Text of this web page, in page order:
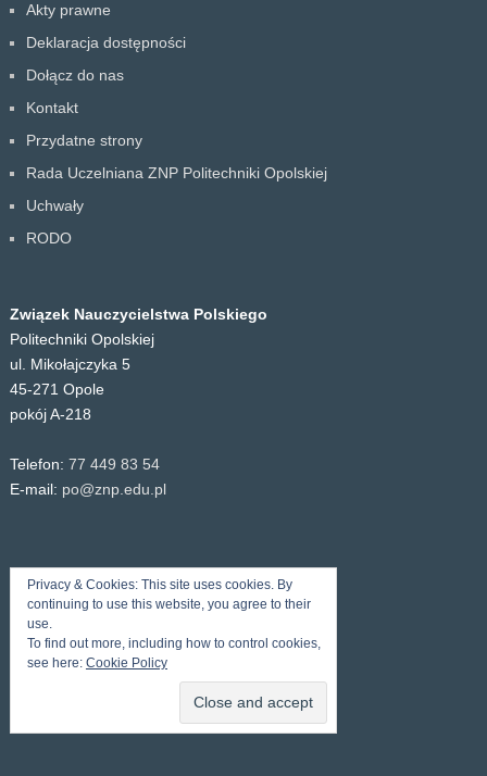
Akty prawne
Deklaracja dostępności
Dołącz do nas
Kontakt
Przydatne strony
Rada Uczelniana ZNP Politechniki Opolskiej
Uchwały
RODO
Związek Nauczycielstwa Polskiego
Politechniki Opolskiej
ul. Mikołajczyka 5
45-271 Opole
pokój A-218
Telefon: 77 449 83 54
E-mail: po@znp.edu.pl
Privacy & Cookies: This site uses cookies. By
continuing to use this website, you agree to their
use.
To find out more, including how to control cookies,
see here: Cookie Policy